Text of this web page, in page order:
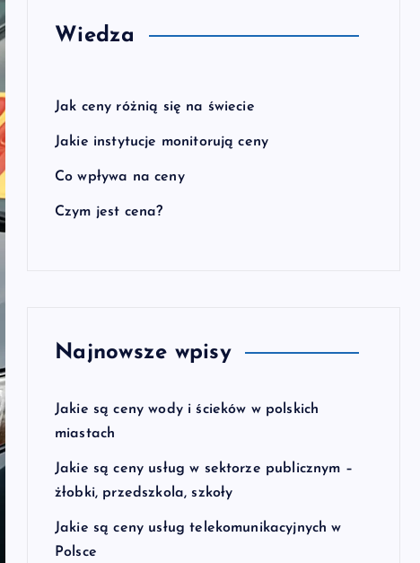
Wiedza
Jak ceny różnią się na świecie
Jakie instytucje monitorują ceny
Co wpływa na ceny
Czym jest cena?
Najnowsze wpisy
Jakie są ceny wody i ścieków w polskich
miastach
Jakie są ceny usług w sektorze publicznym –
żłobki, przedszkola, szkoły
Jakie są ceny usług telekomunikacyjnych w
Polsce